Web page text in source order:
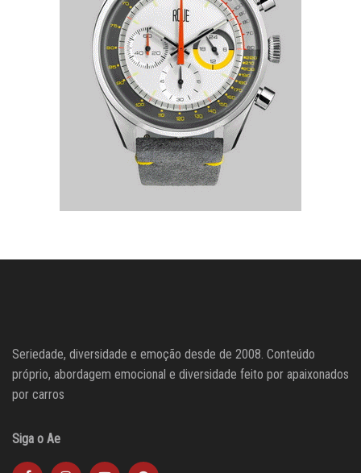
Seriedade, diversidade e emoção desde de 2008. Conteúdo
próprio, abordagem emocional e diversidade feito por apaixonados
por carros
Siga o Ae